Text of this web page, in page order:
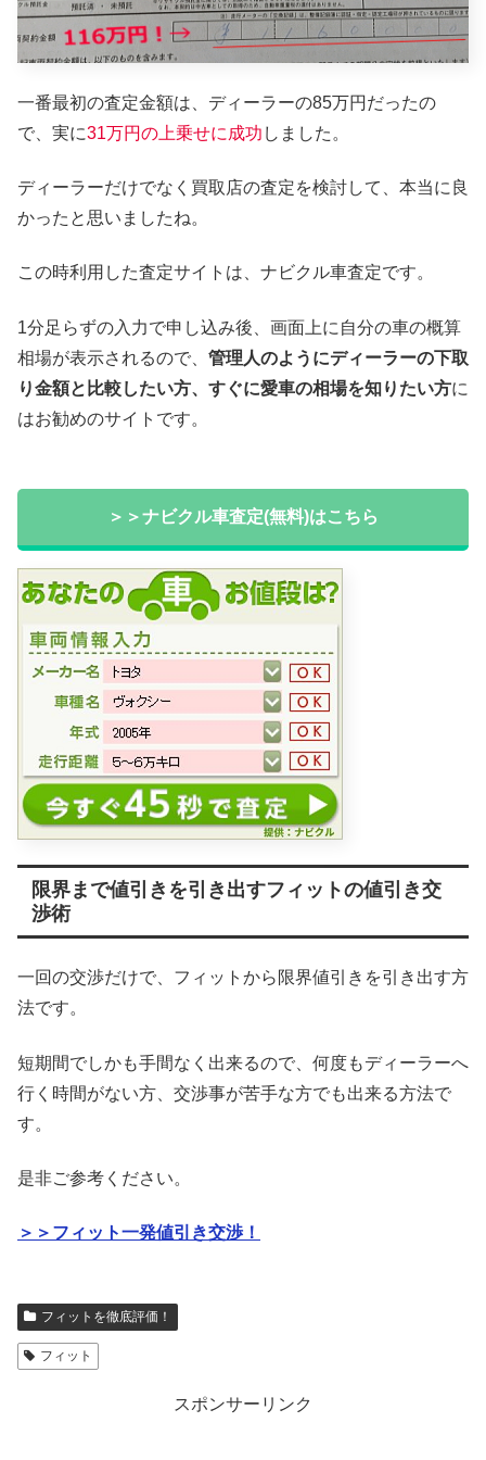
一番最初の査定金額は、ディーラーの85万円だったの
で、実に31万円の上乗せに成功 しました。
ディーラーだけでなく買取店の査定を検討して、本当に良
かったと思いましたね。
この時利用した査定サイトは、ナビクル車査定です。
1分足らずの入力で申し込み後、画面上に自分の車の概算
相場が表示されるので、 管理人のようにディーラーの下取
り金額と比較したい方、すぐに愛車の相場を知りたい方に
はお勧めのサイトです。
＞＞ナビクル車査定(無料)はこちら
限界まで値引きを引き出すフィットの値引き交
渉術
一回の交渉だけで、フィットから限界値引きを引き出す方
法です。
短期間でしかも手間なく出来るので、何度もディーラーへ
行く時間がない方、交渉事が苦手な方でも出来る方法で
す。
是非ご参考ください。
＞＞フィット一発値引き交渉！
フィットを徹底評価！
フィット
スポンサーリンク